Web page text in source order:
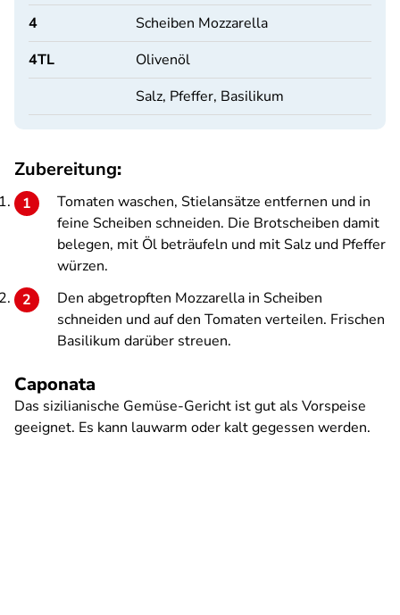
4
Scheiben Mozzarella
4TL
Olivenöl
Salz, Pfeffer, Basilikum
Zubereitung:
Tomaten waschen, Stielansätze entfernen und in
feine Scheiben schneiden. Die Brotscheiben damit
belegen, mit Öl beträufeln und mit Salz und Pfeffer
würzen.
Den abgetropften Mozzarella in Scheiben
schneiden und auf den Tomaten verteilen. Frischen
Basilikum darüber streuen.
Caponata
Das sizilianische Gemüse-Gericht ist gut als Vorspeise
geeignet. Es kann lauwarm oder kalt gegessen werden.